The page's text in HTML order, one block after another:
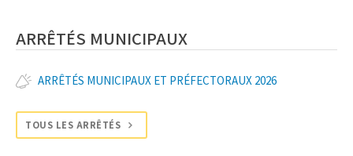
ARRÊTÉS MUNICIPAUX
ARRÊTÉS MUNICIPAUX ET PRÉFECTORAUX 2026
TOUS LES ARRÊTÉS